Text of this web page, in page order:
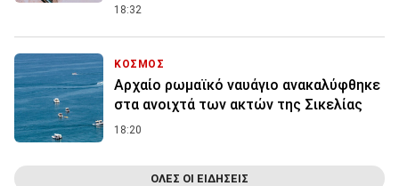
18:32
ΚΟΣΜΟΣ
Αρχαίο ρωμαϊκό ναυάγιο ανακαλύφθηκε
στα ανοιχτά των ακτών της Σικελίας
18:20
ΟΛΕΣ ΟΙ ΕΙΔΗΣΕΙΣ